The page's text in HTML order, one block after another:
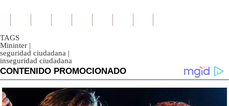
TAGS
Mininter |
seguridad ciudadana |
inseguridad ciudadana